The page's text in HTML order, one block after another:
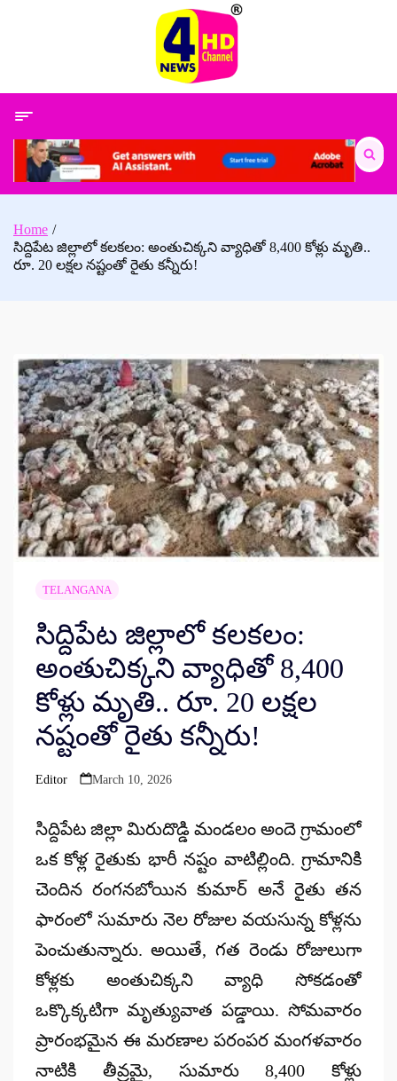
Search
for:
Home
సిద్దిపేట జిల్లాలో కలకలం: అంతుచిక్కని వ్యాధితో 8,400 కోళ్లు మృతి..
రూ. 20 లక్షల నష్టంతో రైతు కన్నీరు!
TELANGANA
సిద్దిపేట జిల్లాలో కలకలం:
అంతుచిక్కని వ్యాధితో 8,400
కోళ్లు మృతి.. రూ. 20 లక్షల
నష్టంతో రైతు కన్నీరు!
Posted
Editor March 10, 2026
సిద్దిపేట జిల్లా మిరుదొడ్డి మండలం అందె గ్రామంలో
ఒక కోళ్ల రైతుకు భారీ నష్టం వాటిల్లింది. గ్రామానికి
చెందిన రంగనబోయిన కుమార్ అనే రైతు తన
ఫారంలో సుమారు నెల రోజుల వయసున్న కోళ్లను
పెంచుతున్నారు. అయితే, గత రెండు రోజులుగా
కోళ్లకు అంతుచిక్కని వ్యాధి సోకడంతో
ఒక్కొక్కటిగా మృత్యువాత పడ్డాయి. సోమవారం
ప్రారంభమైన ఈ మరణాల పరంపర మంగళవారం
నాటికి తీవ్రమై, సుమారు 8,400 కోళ్లు